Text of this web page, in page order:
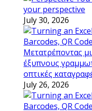
your perspective
July 30, 2026
Μετατρέποντας
έξυπνους
οπτικές
July 26, 2026